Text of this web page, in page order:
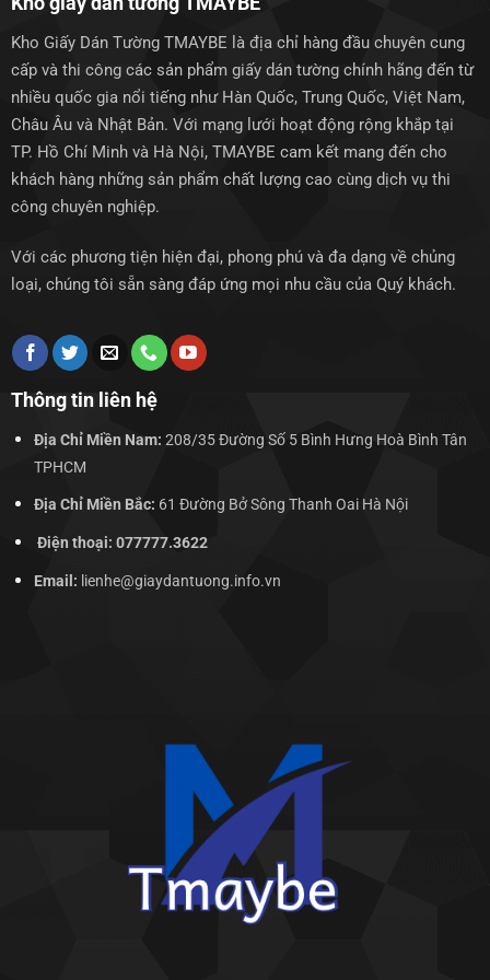
Kho Giấy Dán Tường TMAYBE là địa chỉ hàng đầu chuyên cung
cấp và thi công các sản phẩm giấy dán tường chính hãng đến từ
nhiều quốc gia nổi tiếng như Hàn Quốc, Trung Quốc, Việt Nam,
Châu Âu và Nhật Bản. Với mạng lưới hoạt động rộng khắp tại
TP. Hồ Chí Minh và Hà Nội, TMAYBE cam kết mang đến cho
khách hàng những sản phẩm chất lượng cao cùng dịch vụ thi
công chuyên nghiệp.
Với các phương tiện hiện đại, phong phú và đa dạng về chủng
loại, chúng tôi sẵn sàng đáp ứng mọi nhu cầu của Quý khách.
Thông tin liên hệ
Địa Chỉ Miền Nam: 208/35 Đường Số 5 Bình Hưng Hoà Bình Tân
TPHCM
Địa Chỉ Miền Bắc: 61 Đường Bở Sông Thanh Oai Hà Nội
Điện thoại: 077777.3622
Email: lienhe@giaydantuong.info.vn